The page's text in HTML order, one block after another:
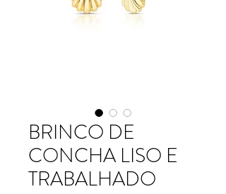
BRINCO DE
CONCHA LISO E
TRABALHADO